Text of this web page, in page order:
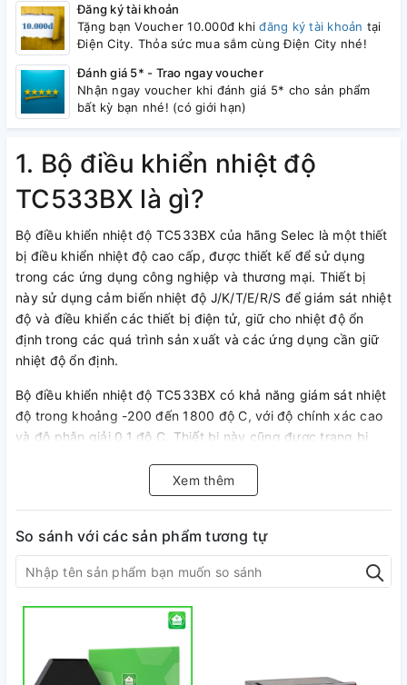
Đăng ký tài khoản
Tặng bạn Voucher 10.000đ khiđăng ký tài khoản tại
Điện City. Thỏa sức mua sắm cùng Điện City nhé!
Đánh giá 5* - Trao ngay voucher
Nhận ngay voucher khi đánh giá 5* cho sản phẩm
bất kỳ bạn nhé! (có giới hạn)
1. Bộ điều khiển nhiệt độ
TC533BX là gì?
Bộ điều khiển nhiệt độ TC533BX của hãng Selec là một thiết
bị điều khiển nhiệt độ cao cấp, được thiết kế để sử dụng
trong các ứng dụng công nghiệp và thương mại. Thiết bị
này sử dụng cảm biến nhiệt độ J/K/T/E/R/S để giám sát nhiệt
độ và điều khiển các thiết bị điện tử, giữ cho nhiệt độ ổn
định trong các quá trình sản xuất và các ứng dụng cần giữ
nhiệt độ ổn định.
Bộ điều khiển nhiệt độ TC533BX có khả năng giám sát nhiệt
độ trong khoảng -200 đến 1800 độ C, với độ chính xác cao
và độ phân giải 0.1 độ C. Thiết bị này cũng được trang bị
Bộ điều khiển nhiệt độ TC533BX của hãng Selec có nhiều
tính năng tiên tiến khác nhau, bao gồm:
Hỗ trợ cảm biến nhiệt độ J/K/T/E/R/S với đầu vào từ 2
đến 4 dây
Có thể cấu hình để điều khiển các thiết bị điện tử như
Có khả năng lập trình để thực hiện các chức năng như
kiểm soát nhiệt độ, đo nhiệt độ, bảo vệ quá tải và tự
Xem thêm
So sánh với các sản phẩm tương tự